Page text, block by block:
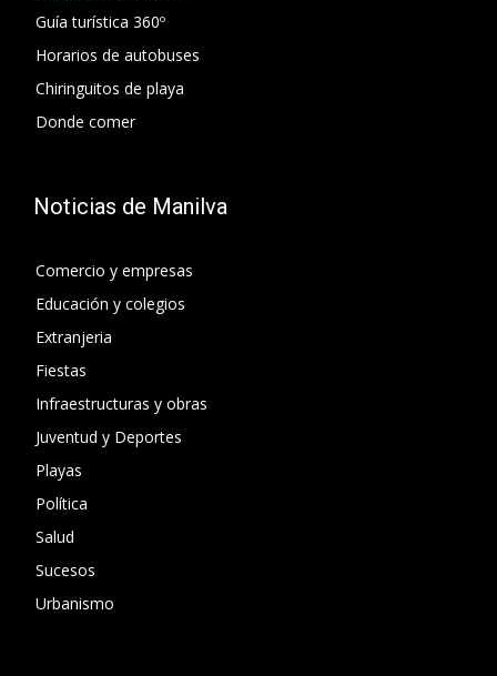
Guía turística 360º
Horarios de autobuses
Chiringuitos de playa
Donde comer
Noticias de Manilva
Comercio y empresas
Educación y colegios
Extranjeria
Fiestas
Infraestructuras y obras
Juventud y Deportes
Playas
Política
Salud
Sucesos
Urbanismo